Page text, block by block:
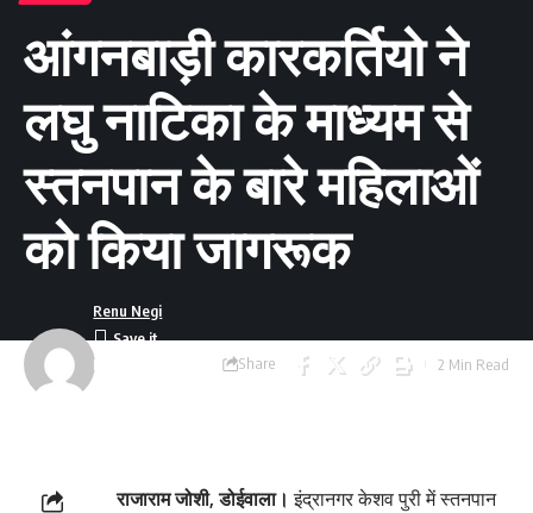
आंगनबाड़ी कारकर्तियो ने
लघु नाटिका के माध्यम से
स्तनपान के बारे महिलाओं
को किया जागरूक
Last updated:
Renu Negi
Share 2 Min Read
राजाराम जोशी, डोईवाला। इंद्रानगर केशव पुरी में स्तनपान